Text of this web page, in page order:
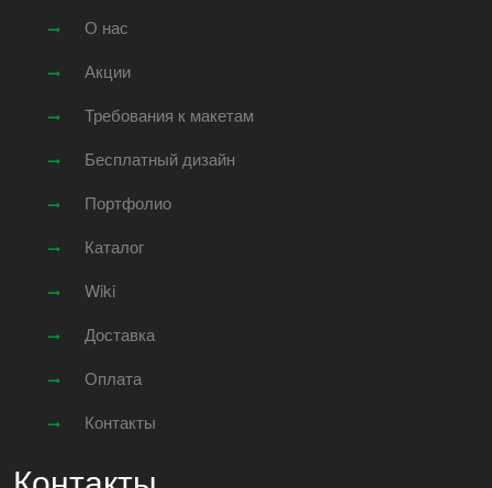
О нас
Акции
Требования к макетам
Бесплатный дизайн
Портфолио
Каталог
Wiki
Доставка
Оплата
Контакты